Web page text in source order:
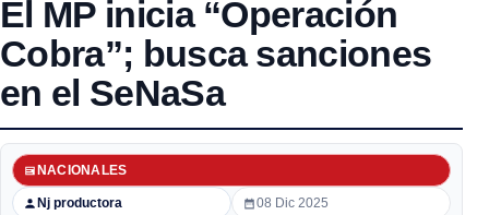
El MP inicia “Operación
Cobra”; busca sanciones
en el SeNaSa
Nj productora
NACIONALES
08 Dic 2025